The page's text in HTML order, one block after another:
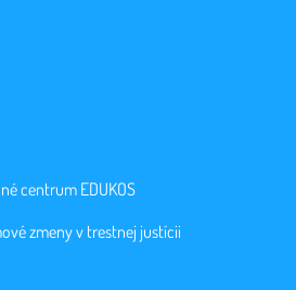
centrum EDUKOS
zmeny v trestnej justícii